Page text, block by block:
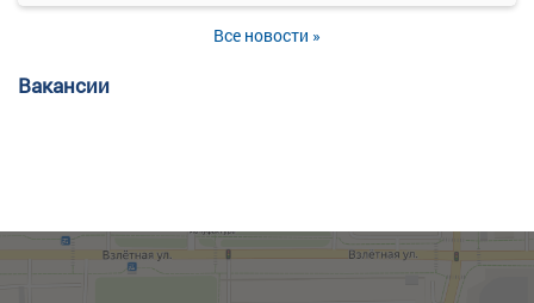
Все новости »
Вакансии